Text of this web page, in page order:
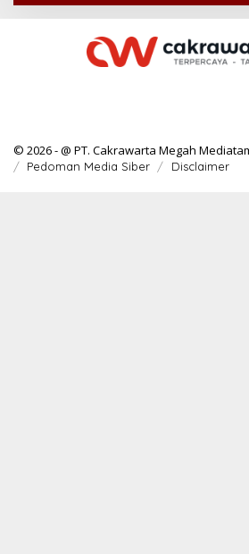
© 2026 - @ PT. Cakrawarta Megah
Pedoman Media Siber Disclaimer